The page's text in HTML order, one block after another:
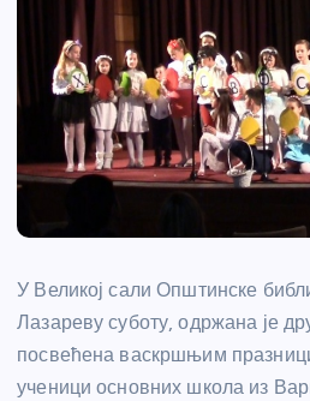
У Великој сали Општинске
Лазареву суботу, одржана је
посвећена васкршњим
ученици основних школа из